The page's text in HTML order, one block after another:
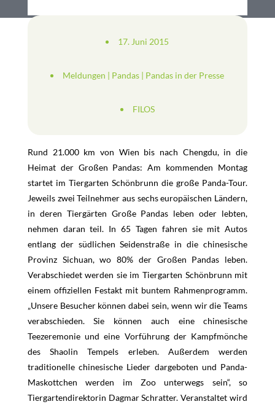
17. Juni 2015
Meldungen | Pandas | Pandas in der Presse
FILOS
Rund 21.000 km von Wien bis nach Chengdu, in die
Heimat der Großen Pandas: Am kommenden Montag
startet im Tiergarten Schönbrunn die große Panda-Tour.
Jeweils zwei Teilnehmer aus sechs europäischen Ländern,
in deren Tiergärten Große Pandas leben oder lebten,
nehmen daran teil. In 65 Tagen fahren sie mit Autos
entlang der südlichen Seidenstraße in die chinesische
Provinz Sichuan, wo 80% der Großen Pandas leben.
Verabschiedet werden sie im Tiergarten Schönbrunn mit
einem offiziellen Festakt mit buntem Rahmenprogramm.
„Unsere Besucher können dabei sein, wenn wir die Teams
verabschieden. Sie können auch eine chinesische
Teezeremonie und eine Vorführung der Kampfmönche
des Shaolin Tempels erleben. Außerdem werden
traditionelle chinesische Lieder dargeboten und Panda-
Maskottchen werden im Zoo unterwegs sein“, so
Tiergartendirektorin Dagmar Schratter. Veranstaltet wird